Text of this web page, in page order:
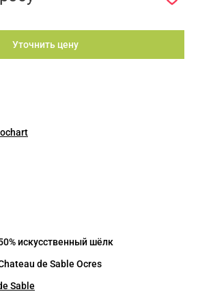
Уточнить цену
искусственный шёлк
de Sable Ocres
Sable